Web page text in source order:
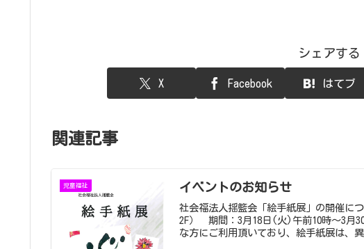
シェアする
X Facebook はてブ
関連記事
児童福祉 イベントのお知らせ
社会福法人揺籃会「絵手紙展」の開催に
2F） 期間：3月18日(火)午前10時～3月
な方にご利用頂いており、絵手紙展は、